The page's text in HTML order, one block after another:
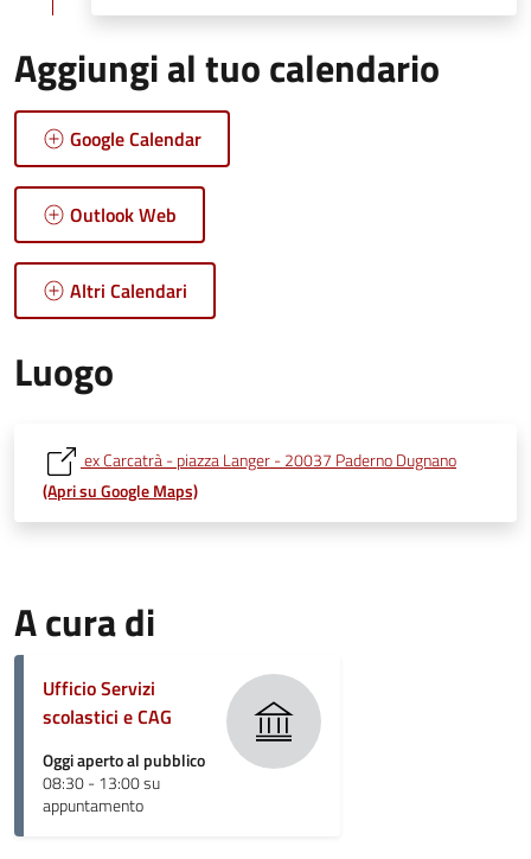
Aggiungi al tuo calendario
Google Calendar
Outlook Web
Altri Calendari
Luogo
ex Carcatrà - piazza Langer - 20037 Paderno Dugnano
(Apri su Google Maps)
A cura di
Ufficio Servizi
scolastici e CAG
Oggi aperto al pubblico
08:30 - 13:00 su
appuntamento